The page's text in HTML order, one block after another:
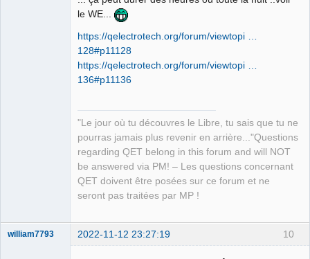
le WE...
https://qelectrotech.org/forum/viewtopi …
128#p11128
https://qelectrotech.org/forum/viewtopi …
136#p11136
"Le jour où tu découvres le Libre, tu sais que tu ne
pourras jamais plus revenir en arrière..."Questions
regarding QET belong in this forum and will NOT
be answered via PM! – Les questions concernant
QET doivent être posées sur ce forum et ne
seront pas traitées par MP !
10
william7793 2022-11-12 23:27:19